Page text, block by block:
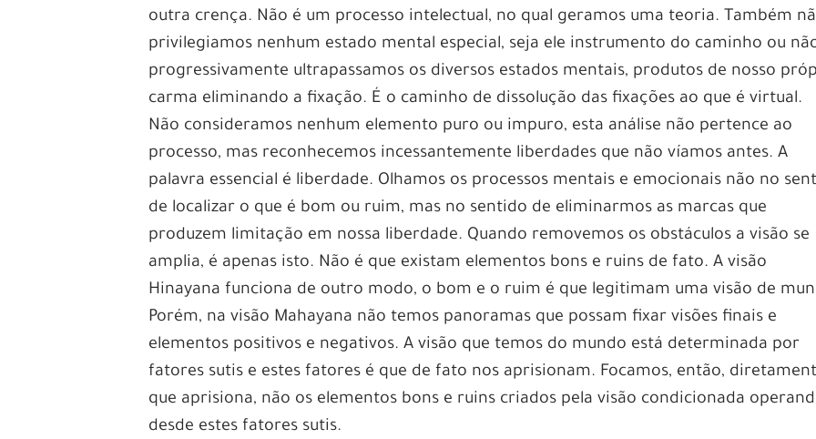
outra crença. Não é um processo intelectual, no qual geramos uma teoria. Também
privilegiamos nenhum estado mental especial, seja ele instrumento do caminho ou
progressivamente ultrapassamos os diversos estados mentais, produtos de nosso
carma eliminando a fixação. É o caminho de dissolução das fixações ao que é virtual.
Não consideramos nenhum elemento puro ou impuro, esta análise não pertence ao
processo, mas reconhecemos incessantemente liberdades que não víamos antes. A
palavra essencial é liberdade. Olhamos os processos mentais e emocionais não no
de localizar o que é bom ou ruim, mas no sentido de eliminarmos as marcas que
produzem limitação em nossa liberdade. Quando removemos os obstáculos a visão se
amplia, é apenas isto. Não é que existam elementos bons e ruins de fato. A visão
Hinayana funciona de outro modo, o bom e o ruim é que legitimam uma visão de
Porém, na visão Mahayana não temos panoramas que possam fixar visões finais e
elementos positivos e negativos. A visão que temos do mundo está determinada por
fatores sutis e estes fatores é que de fato nos aprisionam. Focamos, então,
que aprisiona, não os elementos bons e ruins criados pela visão condicionada
desde estes fatores sutis.